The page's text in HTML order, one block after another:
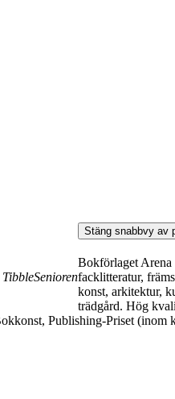
TibbleSenioren
Stäng snabbvy av
Bokförlaget Arena
facklitteratur,
konst, arkitektur,
trädgård. Hög
Publishing-Priset (inom